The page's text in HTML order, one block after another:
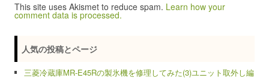
This site uses Akismet to reduce spam. Learn how your
comment data is processed.
人気の投稿とページ
三菱冷蔵庫MR-E45Rの製氷機を修理してみた(3)ユニット取外し編